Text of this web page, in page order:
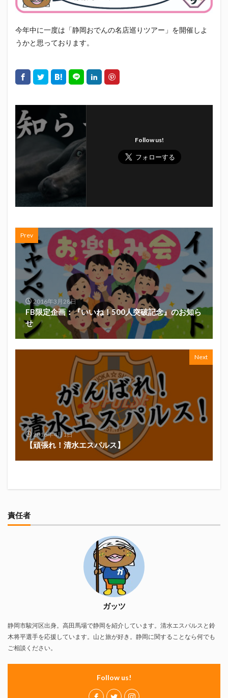
今年中に一度は「静岡おでんの名店巡りツアー」を開催しよ
うかと思っております。
Follow us!
Prev
2016年3月28日
FB限定企画：『いいね！500人突破記念』のお知ら
せ
Next
2016年4月1日
【頑張れ！清水エスパルス】
責任者
ガッツ
静岡市駿河区出身。高田馬場で静岡を紹介しています。清水エスパルスと鈴
木将平選手を応援しています。山と旅が好き。静岡に関することなら何でも
ご相談ください。
Follow us!
伊東市
伊藤食品 伊豆急行
修善寺サイダー
吉田義元
名古屋グランパス 君盃酒造
周年祭
大道芸
天皇杯 太田焼きそば
富士正酒造
山とおでん
山下メロン園
御殿場豆腐 志太泉酒造
日清
春風亭昇太
木村飲料
東レアローズ静岡
権田修一
横浜F・マリノス
滝波商店
田中眼蛇夢 田子の月
百田夏菜子
真卓朗商店
矢魔破 磯自慢
磯自慢酒造
神沢川酒造場
立教大学 競馬部
米久
肋さん
臥龍梅 花の舞
花の舞酒造
花の舞酒造株式会社
英君
英君酒造
葵煎餅本家
藤枝MYFC
西武ライオンズ
赤石聖
鄭大世 鈴木Γ
鈴木将平
鈴木矢魔破
開運 青島みかん
青島酒造
静岡おでん祭
静岡お茶コーラ
静岡のお酒とおでんを愛でる会
静岡の地酒
静岡万調ラーメン
静岡新聞
静岡高校
駒越食品
鹿島アントラーズ
黒はんぺん
検索